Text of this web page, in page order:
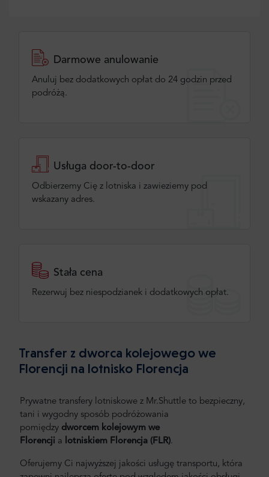
Darmowe anulowanie
Anuluj bez dodatkowych opłat do 24 godzin przed
podróżą.
Usługa door-to-door
Odbierzemy Cię z lotniska i zawieziemy pod
wskazany adres.
Stała cena
Rezerwuj bez niespodzianek i dodatkowych opłat.
Transfer z dworca kolejowego we
Florencji na lotnisko Florencja
Prywatne transfery lotniskowe z Mr.Shuttle to bezpieczny,
tani i wygodny sposób podróżowania
pomiędzy dworcem kolejowym we
Florencji a lotniskiem Florencja (FLR).
Oferujemy Ci najwyższej jakości usługę transportu, która